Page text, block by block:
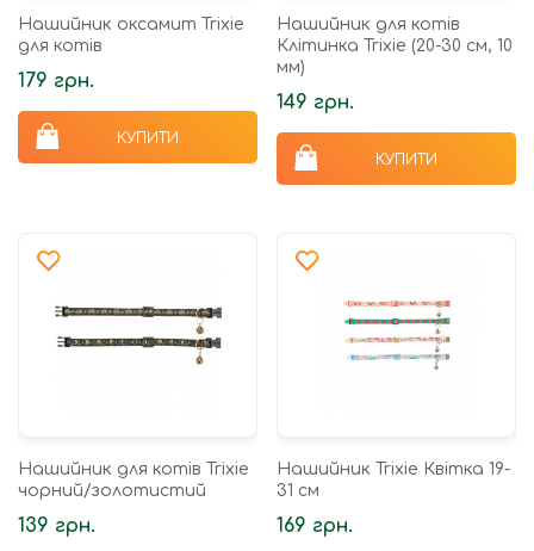
Нашийник оксамит Trixie
для котів
179 грн.
КУПИТИ
Нашийник для котів
Клітинка Trixie (20-30 см, 10
мм)
149 грн.
КУПИТИ
Нашийник для котів Trixie
чорний/золотистий
139 грн.
Нашийник Trixie Квітка 19-
31 см
169 грн.